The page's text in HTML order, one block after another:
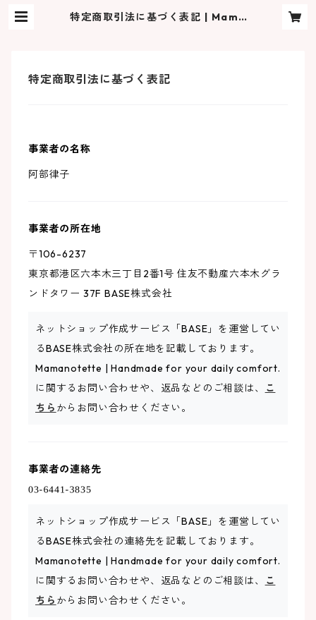
特定商取引法に基づく表記 | Mama
特定商取引法に基づく表記
事業者の名称
阿部律子
事業者の所在地
〒106-6237
東京都港区六本木三丁目2番1号 住友不動産六本木グラ
ンドタワー 37F BASE株式会社
ネットショップ作成サービス「BASE」を運営してい
るBASE株式会社の所在地を記載しております。
Mamanotette | Handmade for your daily comfort.
に関するお問い合わせや、返品などのご相談は、
こ
ちら からお問い合わせください。
事業者の連絡先
ネットショップ作成サービス「BASE」を運営してい
るBASE株式会社の連絡先を記載しております。
Mamanotette | Handmade for your daily comfort.
に関するお問い合わせや、返品などのご相談は、
こ
ちら からお問い合わせください。